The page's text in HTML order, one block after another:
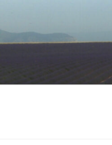
springen